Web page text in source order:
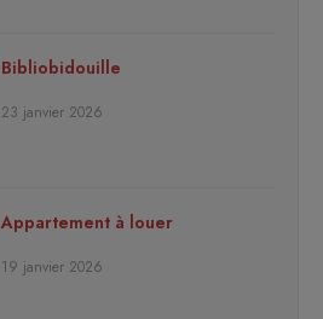
Bibliobidouille
23 janvier 2026
Appartement à louer
19 janvier 2026